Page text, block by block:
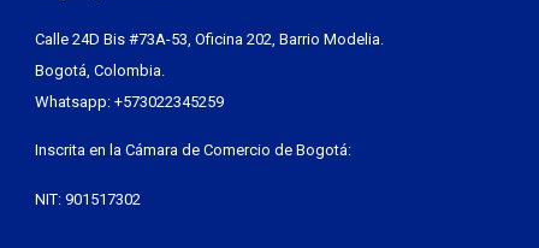
Calle 24D Bis #73A-53, Oficina 202, Barrio Modelia.
Bogotá, Colombia.
Whatsapp: +573022345259
Inscrita en la Cámara de Comercio de Bogotá:
NIT: 901517302